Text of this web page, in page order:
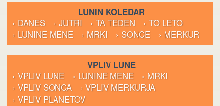
LUNIN KOLEDAR
› DANES
› JUTRI › TA TEDEN
› TO LETO
› LUNINE MENE
› MRKI › SONCE › MERKUR
VPLIV LUNE
› VPLIV LUNE
› LUNINE MENE
› MRKI
› VPLIV SONCA
› VPLIV MERKURJA
› VPLIV PLANETOV